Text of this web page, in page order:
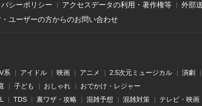
シーポリシー アクセスデータの利用・著作権等 外部
ユーザーの方からのお問い合わせ
V系 アイドル 映画 アニメ 2.5次元ミュージカル 演劇
子ども おしゃれ おでかけ・レジャー
TDS 裏ワザ・攻略 混雑予想 混雑対策 テレビ・映画